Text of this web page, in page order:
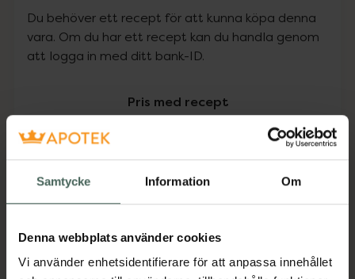
Samtycke Information Om
Denna webbplats använder cookies
Vi använder enhetsidentifierare för att anpassa innehållet
Du behöver ett recept för att kunna köpa denna
vara. Om du har ett recept kan du handla genom
att logga in med ditt bank-ID.
Pris med recept
0 kr